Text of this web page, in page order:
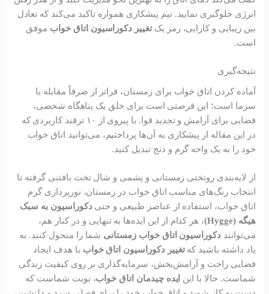
انرژی جلوگیری نمایید. تیم پیشکاری همواره تاکید می‌کند که تعادل
بین زیبایی و کارایی، رمز یکتغییر دکوراسیون اتاق خواب موفق
است.
نتیجه‌گیری
آماده کردن اتاق خواب برای زمستان، فراتر از صرفاً مقابله با
سرما است؛ این فرصتی است برای خلق یک پناهگاه شخصی،
فضایی برای آرامش و تجدید قوا. با پیروی از ۱۰ ترفند کاربردی که
در این مقاله از پیشکاری به آن‌ها پرداختیم، می‌توانید اتاق خواب
خود را به یک واحه گرم و دنج تبدیل کنید.
از لایه‌بندی روتختی زمستانی و پشمی و شال تخت بافتنی گرفته تا
انتخاب رنگ‌های مناسب اتاق خواب در زمستان، نورپردازی گرم
اتاق خواب، استفاده از عناصر طبیعی و حتیدکوراسیون به سبک
هیگه (Hygge)
، هر کدام از این ایده‌ها به تنهایی و در کنار هم،
می‌تواننددکوراسیون اتاق خواب زمستانی شما را متحول کنند. به
یاد داشته باشید کهتغییر دکوراسیون اتاق خواب با هدف ایجاد
فضایی راحت و آرامش‌بخش، سرمایه‌گذاری بر روی کیفیت زندگی
شماست. حالا با این ایده چیدمان اتاق خواب، نوبت شماست که